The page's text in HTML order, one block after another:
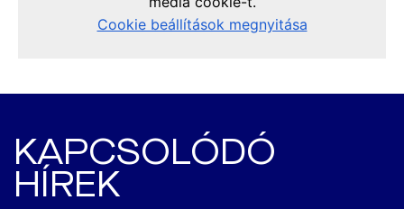
KAPCSOLÓDÓ
HÍREK